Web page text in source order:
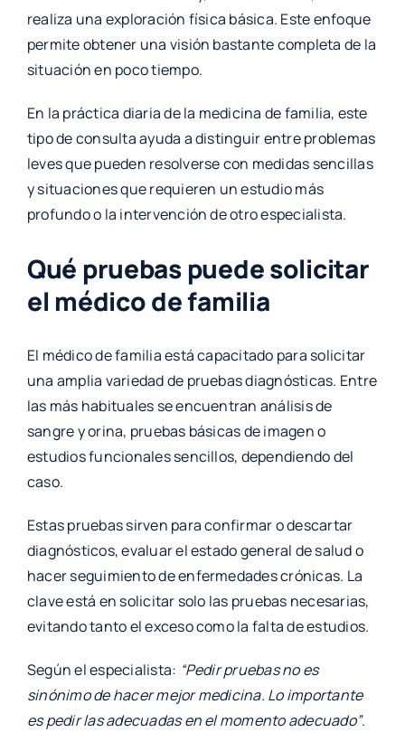
realiza una exploración física básica. Este enfoque
permite obtener una visión bastante completa de la
situación en poco tiempo.
En la práctica diaria de la medicina de familia, este
tipo de consulta ayuda a distinguir entre problemas
leves que pueden resolverse con medidas sencillas
y situaciones que requieren un estudio más
profundo o la intervención de otro especialista.
Qué pruebas puede solicitar
el médico de familia
El médico de familia está capacitado para solicitar
una amplia variedad de pruebas diagnósticas. Entre
las más habituales se encuentran análisis de
sangre y orina, pruebas básicas de imagen o
estudios funcionales sencillos, dependiendo del
caso.
Estas pruebas sirven para confirmar o descartar
diagnósticos, evaluar el estado general de salud o
hacer seguimiento de enfermedades crónicas. La
clave está en solicitar solo las pruebas necesarias,
evitando tanto el exceso como la falta de estudios.
Según el especialista: “Pedir pruebas no es
sinónimo de hacer mejor medicina. Lo importante
es pedir las adecuadas en el momento adecuado”.